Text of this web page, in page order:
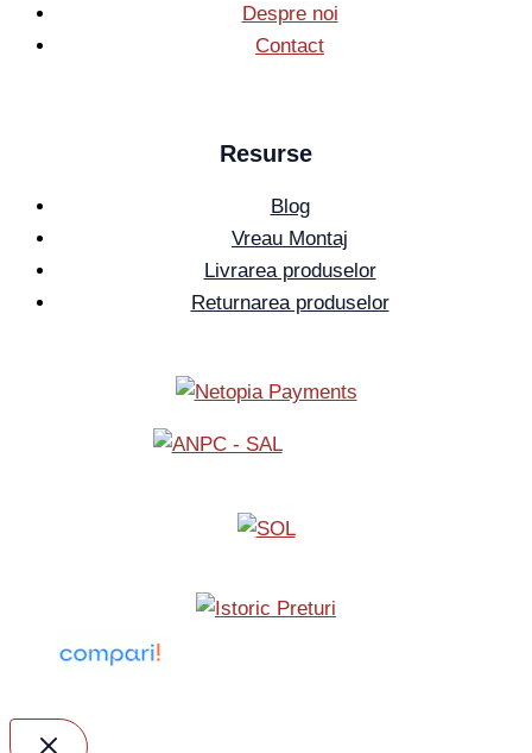
Despre noi
Contact
Resurse
Blog
Vreau Montaj
Livrarea produselor
Returnarea produselor